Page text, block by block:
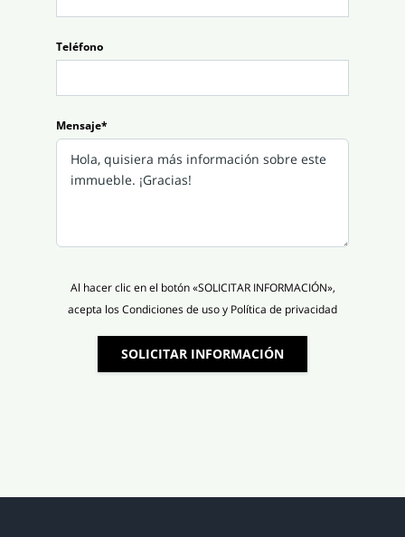
Teléfono
Mensaje*
Al hacer clic en el botón «SOLICITAR INFORMACIÓN»,
acepta los Condiciones de uso y Política de privacidad
SOLICITAR INFORMACIÓN